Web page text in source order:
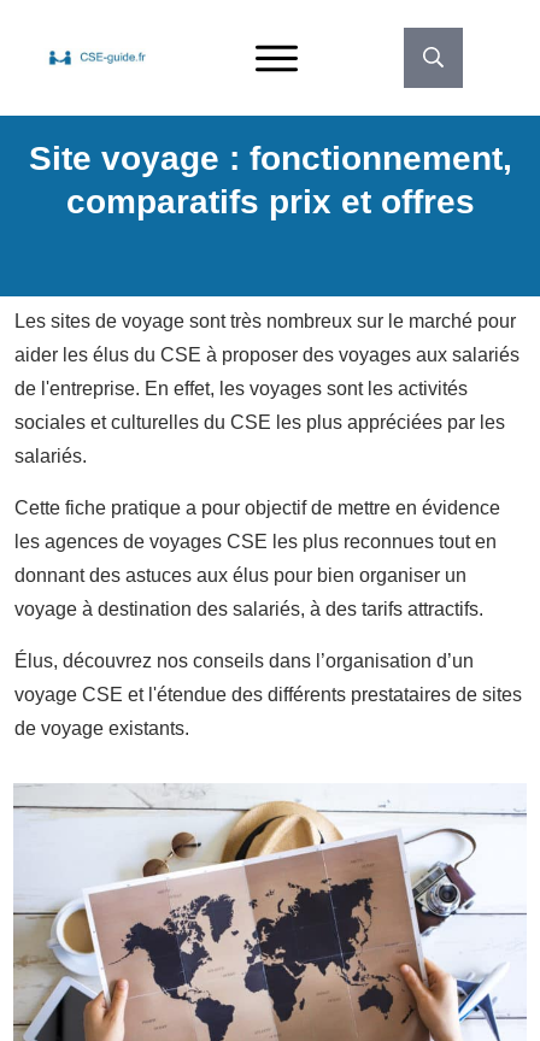
Site voyage : fonctionnement,
comparatifs prix et offres
Les sites de voyage sont très nombreux sur le marché pour
aider les élus du CSE à proposer des voyages aux salariés
de l'entreprise. En effet, les voyages sont les activités
sociales et culturelles du CSE les plus appréciées par les
salariés.
Cette fiche pratique a pour objectif de mettre en évidence
les agences de voyages CSE les plus reconnues tout en
donnant des astuces aux élus pour bien organiser un
voyage à destination des salariés, à des tarifs attractifs.
Élus, découvrez nos conseils dans l’organisation d’un
voyage CSE et l'étendue des différents prestataires de sites
de voyage existants.